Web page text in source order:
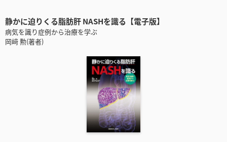
静かに迫りくる脂肪肝 NASHを識る【電子版】
病気を識り症例から治療を学ぶ
岡﨑 勲(著者)